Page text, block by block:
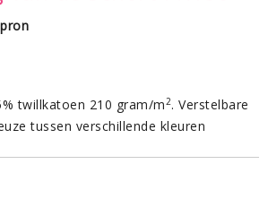
twillkatoen 210 gram/m2. Verstelbare
tussen verschillende kleuren